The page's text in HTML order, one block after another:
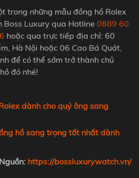
trong những mẫu đồng hồ Rolex
Boss Luxury qua Hotline 0889 60
hoặc qua trực tiếp địa chỉ: 60
Hà Nội hoặc 06 Cao Bá Quát,
để có thể sớm trở thành chủ
đó nhé!
dành cho quý ông sang
hồ sang trọng tốt nhất dành
Nguồn: https://bossluxurywatch.vn/